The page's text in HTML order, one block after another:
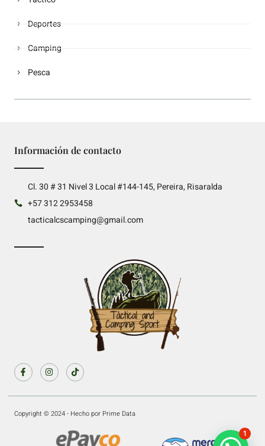
Deportes
Camping
Pesca
Información de contacto
Cl. 30 # 31 Nivel 3 Local #144-145, Pereira, Risaralda
+57 312 2953458
tacticalcscamping@gmail.com
Copyright © 2024 - Hecho por Prime Data
1